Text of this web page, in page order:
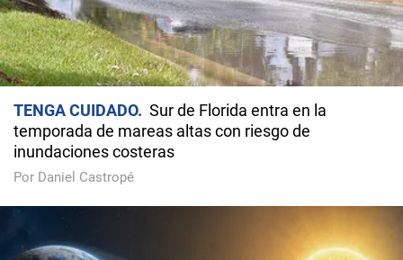
TENGA CUIDADO
Sur de Florida entra en la
temporada de mareas altas con riesgo de
inundaciones costeras
Por Daniel Castropé